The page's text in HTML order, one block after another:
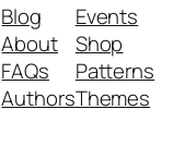
Blog
About
FAQs
Authors
Events
Shop
Patterns
Themes